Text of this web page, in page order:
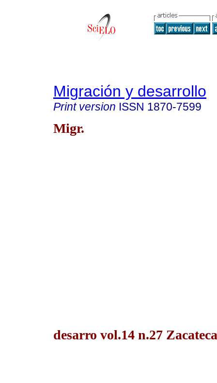
Migración y desarrollo
Print version ISSN 1870-7599
Migr.
desarro vol.14 n.27